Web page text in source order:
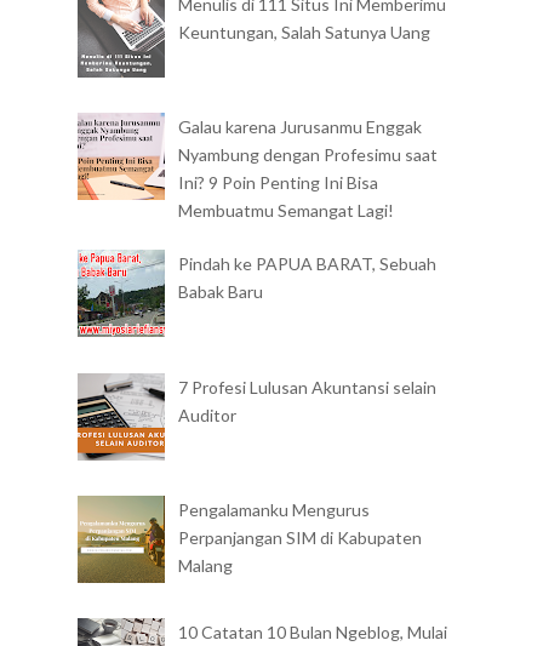
Menulis di 111 Situs Ini Memberimu
Keuntungan, Salah Satunya Uang
Galau karena Jurusanmu Enggak
Nyambung dengan Profesimu saat
Ini? 9 Poin Penting Ini Bisa
Membuatmu Semangat Lagi!
Pindah ke PAPUA BARAT, Sebuah
Babak Baru
7 Profesi Lulusan Akuntansi selain
Auditor
Pengalamanku Mengurus
Perpanjangan SIM di Kabupaten
Malang
10 Catatan 10 Bulan Ngeblog, Mulai